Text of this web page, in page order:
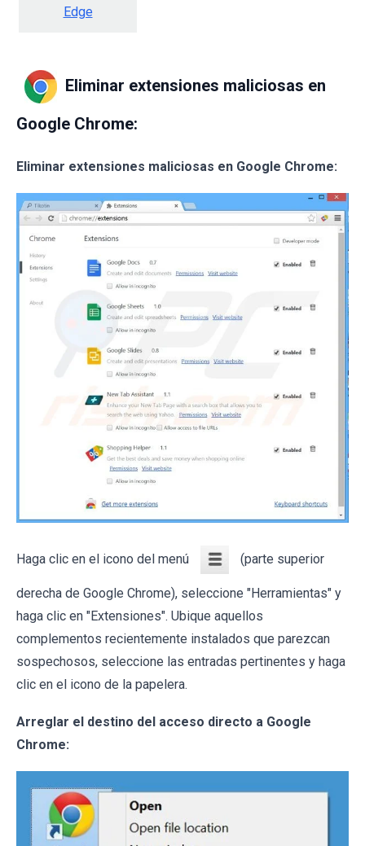
Edge
Eliminar extensiones maliciosas en
Google Chrome:
Eliminar extensiones maliciosas en Google Chrome:
Haga clic en el icono del menú (parte superior
derecha de Google Chrome), seleccione "Herramientas" y
haga clic en "Extensiones". Ubique aquellos
complementos recientemente instalados que parezcan
sospechosos, seleccione las entradas pertinentes y haga
clic en el icono de la papelera.
Arreglar el destino del acceso directo a Google
Chrome: